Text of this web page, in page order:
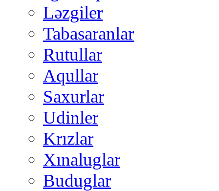
Ləzgiler
Tabasaranlar
Rutullar
Aqullar
Saxurlar
Udinler
Krızlar
Xınaluglar
Buduglar